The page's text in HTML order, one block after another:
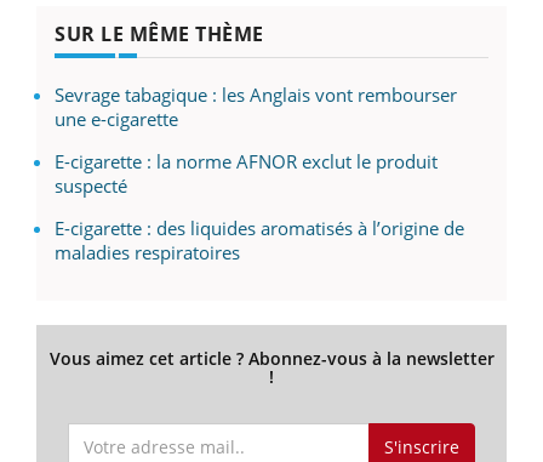
SUR LE MÊME THÈME
Sevrage tabagique : les Anglais vont rembourser
une e-cigarette
E-cigarette : la norme AFNOR exclut le produit
suspecté
E-cigarette : des liquides aromatisés à l’origine de
maladies respiratoires
Vous aimez cet article ? Abonnez-vous à la newsletter
!
S'inscrire